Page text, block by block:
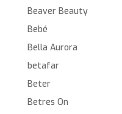
Beaver Beauty
Bebé
Bella Aurora
betafar
Beter
Betres On